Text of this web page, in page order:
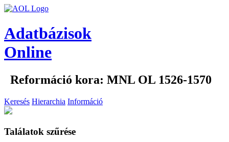
Adatbázisok
Online
Reformáció kora: MNL OL 1526-1570
Keresés Hierarchia Információ
Találatok szűrése